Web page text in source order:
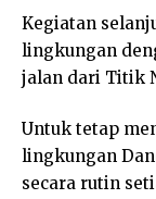
Kegiatan
lingkungan
jalan dari Titik
Untuk tetap
lingkungan
secara rutin